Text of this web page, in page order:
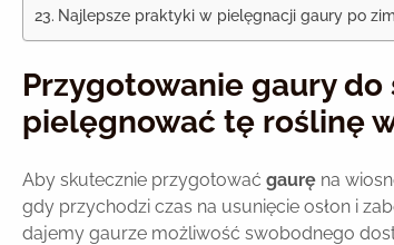
Najlepsze praktyki w pielęgnacji gaury po
Przygotowanie gaury
pielęgnować tę roślinę
Aby skutecznie przygotować gaurę na
gdy przychodzi czas na usunięcie osłon i
dajemy gaurze możliwość swobodnego